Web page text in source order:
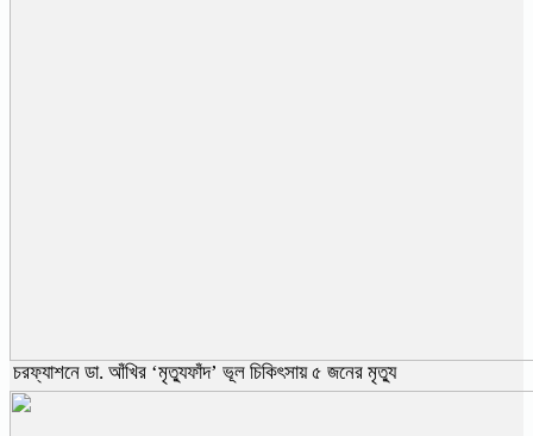
চরফ্যাশনে ডা. আঁখির ‘মৃত্যুফাঁদ’ ভূল চিকিৎসায় ৫ জনের মৃত্যু